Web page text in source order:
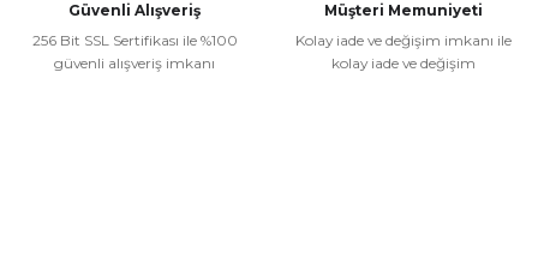
Güvenli Alışveriş
256 Bit SSL Sertifikası ile %100
güvenli alışveriş imkanı
Müşteri Memuniyeti
Kolay iade ve değişim imkanı ile
kolay iade ve değişim